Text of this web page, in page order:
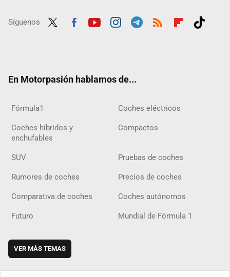
Síguenos
En Motorpasión hablamos de...
Fórmula1 Coches eléctricos
Coches híbridos y
enchufables
Compactos
SUV Pruebas de coches
Rumores de coches Precios de coches
Comparativa de coches Coches autónomos
Futuro Mundial de Fórmula 1
VER MÁS TEMAS